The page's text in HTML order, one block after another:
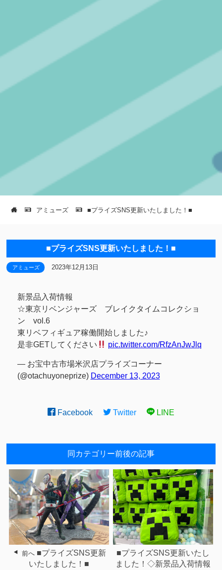
アミューズ ■プライズSNS更新いたしました！■
■プライズSNS更新いたしました！■
アミューズ 2023年12月13日
新景品入荷情報
☆東京リベンジャーズ ブレイクタイムコレクショ
ン vol.6
東リベフィギュア稼働開始しました♪
是非GETしてください
pic.twitter.com/RfzAnJwJlq
— お宝中古市場米沢店プライズコーナー
(@otachuyoneprize) December 13, 2023
Facebook Twitter LINE
同カテゴリー前後の記事
前へ ■プライズSNS更新
いたしました！■
■プライズSNS更新いたし
ました！◇新景品入荷情報